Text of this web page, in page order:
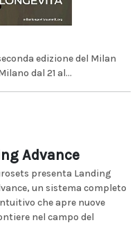
edizione del Milan
dal 21 al...
Advance
presenta Landing
un sistema completo
che apre nuove
nel campo del